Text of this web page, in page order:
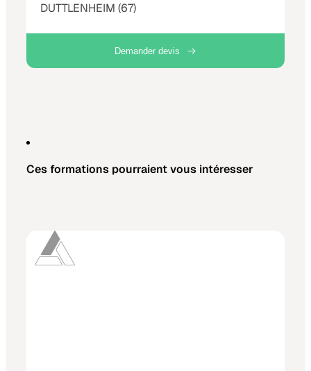
DUTTLENHEIM (67)
Demander devis
Ces formations pourraient vous intéresser